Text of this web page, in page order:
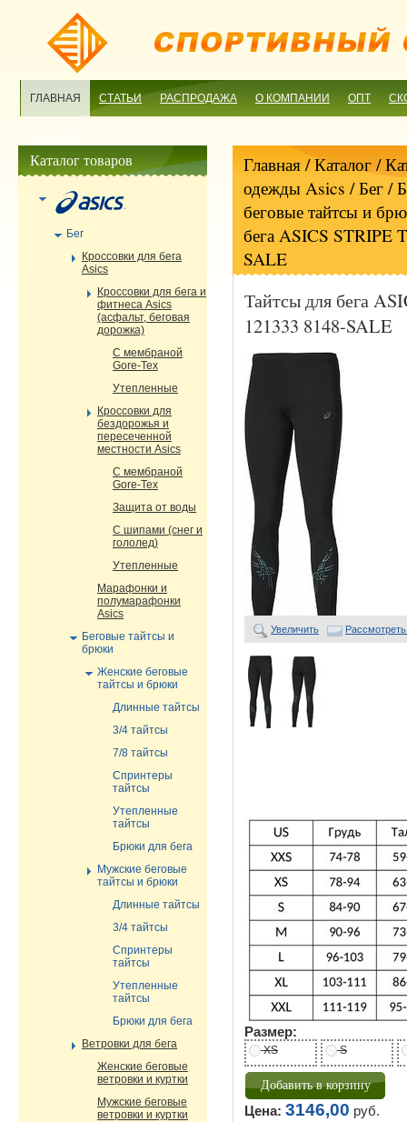
ГЛАВНАЯ СТАТЬИ РАСПРОДАЖА О КОМПАНИИ ОПТ
Главная/ Каталог /
одежды Asics /Бег/
беговые тайтсы и
бега ASICS STRIPE
SALE
Тайтсы для бега
121333 8148-SALE
Увеличить
Размер:
XS S
Цена: 3146,00 руб.
Каталог товаров
Бег
Кроссовки для бега
Asics
Кроссовки для бега и
фитнеса Asics
(асфальт, беговая
дорожка)
С мембраной
Gore-Tex
Утепленные
Кроссовки для
бездорожья и
пересеченной
местности Asics
С мембраной
Gore-Tex
Защита от воды
С шипами (снег и
гололед)
Утепленные
Марафонки и
полумарафонки
Asics
Беговые тайтсы и
брюки
Женские беговые
тайтсы и брюки
Длинные тайтсы
3/4 тайтсы
7/8 тайтсы
Спринтеры
тайтсы
Утепленные
тайтсы
Брюки для бега
Мужские беговые
тайтсы и брюки
Длинные тайтсы
3/4 тайтсы
Спринтеры
тайтсы
Утепленные
тайтсы
Брюки для бега
Ветровки для бега
Женские беговые
ветровки и куртки
Мужские беговые
ветровки и куртки